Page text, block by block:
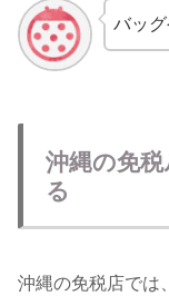
バッ
沖縄の免
る
沖縄の免税店では